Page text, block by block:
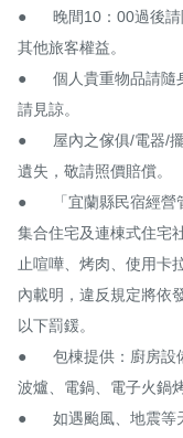
●　	晚間10：00過後請降低音量，勿大聲喧嘩，以維護社區安寧及
其他旅客權益。
●　	個人貴重物品請隨身攜帶並妥善保管，如有遺失恕不負責，敬
請見諒。
●　	屋內之傢俱/電器/擺設/器具等，皆為民宿之財產，如有損壞或
遺失，敬請照價賠償。
●　	「宜蘭縣民宿經營管理及管制事項」規定，一般住宅、農舍、
集合住宅及連棟式住宅
止喧嘩、烤肉、使用卡
內載明，違反規定將依
以下罰鍰。
●　	包棟提供：廚房設備(使用完畢請清潔乾淨歸位)、電磁爐、微
波爐、電鍋、電子火鍋
●　	如遇颱風、地震等天災，交通因中斷，經當地縣政府或旅客所